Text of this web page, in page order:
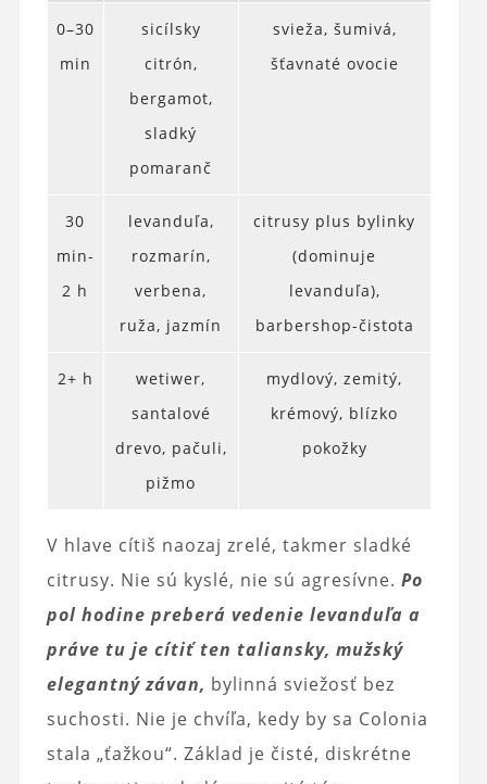
0–30
min
sicílsky
citrón,
bergamot,
sladký
pomaranč
svieža, šumivá,
šťavnaté ovocie
30
min-
2 h
levanduľa,
rozmarín,
verbena,
ruža, jazmín
citrusy plus bylinky
(dominuje
levanduľa),
barbershop-čistota
2+ h
wetiwer,
santalové
drevo, pačuli,
pižmo
mydlový, zemitý,
krémový, blízko
pokožky
V hlave cítiš naozaj zrelé, takmer sladké
citrusy. Nie sú kyslé, nie sú agresívne. Po
pol hodine preberá vedenie levanduľa a
práve tu je cítiť ten taliansky, mužský
elegantný závan, bylinná sviežosť bez
suchosti. Nie je chvíľa, kedy by sa Colonia
stala „ťažkou“. Základ je čisté, diskrétne